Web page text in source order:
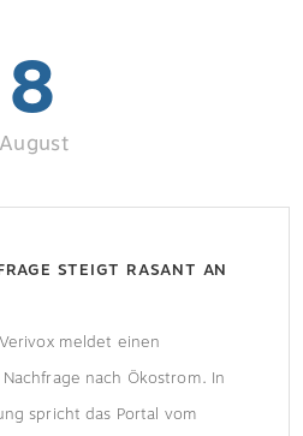
8
August
STEIGT RASANT AN
meldet einen
nach Ökostrom. In
spricht das Portal vom